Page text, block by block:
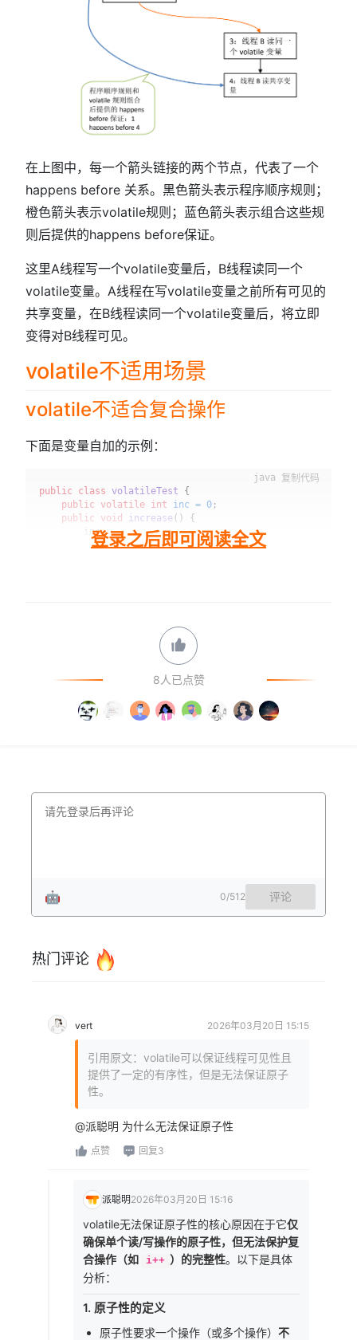
在上图中，每一个箭头链接的两个节点，代表了一个
happens before 关系。黑色箭头表示程序顺序规则；
橙色箭头表示volatile规则；蓝色箭头表示组合这些规
则后提供的happens before保证。
这里A线程写一个volatile变量后，B线程读同一个
volatile变量。A线程在写volatile变量之前所有可见的
共享变量，在B线程读同一个volatile变量后，将立即
变得对B线程可见。
volatile不适用场景
volatile不适合复合操作
下面是变量自加的示例：
public class volatileTest {
public
volatile int inc = 0 ;
public
void increase ()
{
        inc+...
复制代码
登录之后即可阅读全文
8人已点赞
🤖 0/512 评论
热门评论
vert 2026年03月20日 15:15
引用原文：volatile可以保证线程可见性且
提供了一定的有序性，但是无法保证原子
性。
@派聪明 为什么无法保证原子性
点赞 回复3
派聪明2026年03月20日 15:16
volatile无法保证原子性的核心原因在于它仅
确保单个读/写操作的原子性，但无法保护复
合操作（如
i++ ）的完整性。以下是具体
分析：
1. 原子性的定义
原子性要求一个操作（或多个操作） 不